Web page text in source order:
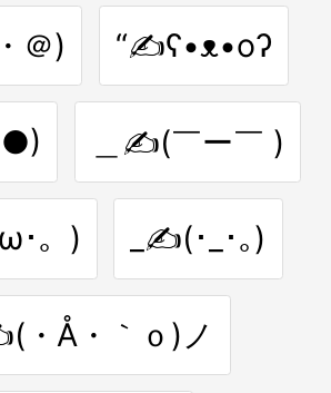
＠) “✍ʕ•ᴥ•oʔ
＿✍(￣ー￣ )
。) _✍(･_･｡)
Å・｀ｏ)ノ